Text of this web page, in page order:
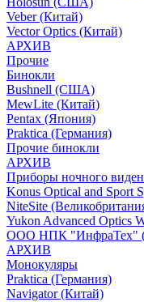
Veber (Китай)
Vector Optics (Китай)
АРХИВ
Прочие
Бинокли
Bushnell (США)
MewLite (Китай)
Pentax (Япония)
Praktica (Германия)
Прочие бинокли
АРХИВ
Приборы ночного
Konus Optical and Sport
NiteSite
Yukon Advanced Optics
ООО НПК "ИнфраТех"
АРХИВ
Монокуляры
Praktica (Германия)
Navigator (Китай)